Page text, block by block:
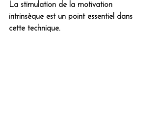
La stimulation de la motivation
intrinsèque est un point essentiel dans
cette technique.